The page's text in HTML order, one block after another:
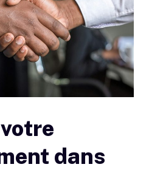
dans